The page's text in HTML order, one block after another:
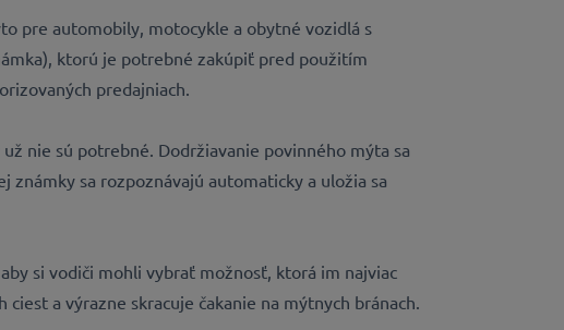
pre automobily, motocykle a obytné vozidlá s
ktorú je potrebné zakúpiť pred použitím
predajniach.
nie sú potrebné. Dodržiavanie povinného mýta sa
sa rozpoznávajú automaticky a uložia sa
si vodiči mohli vybrať možnosť, ktorá im najviac
a výrazne skracuje čakanie na mýtnych bránach.